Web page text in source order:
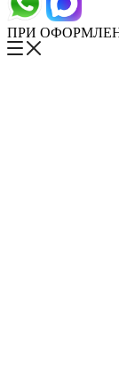
ПРИ